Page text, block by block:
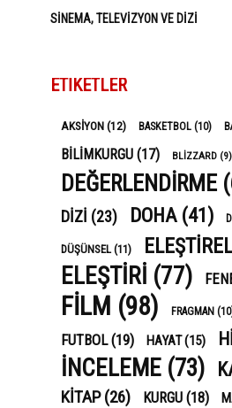
SINEMA, TELEVIZYON VE DIZI
ETIKETLER
AKSIYON(12) BASKETBOL (10)
BILIMKURGU (17) BLIZZARD (9)
DEĞERLENDIRME
DIZI (23) DOHA (41)
DÜŞÜNSEL(11) ELEŞTIREL
ELEŞTIRI (77)
FILM (98) FRAGMAN
FUTBOL(19) HAYAT(15)
INCELEME (73)
KITAP(26) KURGU (18)